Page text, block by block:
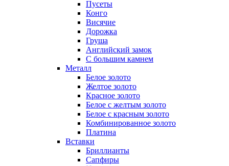
Пусеты
Конго
Висячие
Дорожка
Груша
Английский замок
С большим камнем
Металл
Белое золото
Желтое золото
Красное золото
Белое с желтым золото
Белое с красным золото
Комбинированное золото
Платина
Вставки
Бриллианты
Сапфиры